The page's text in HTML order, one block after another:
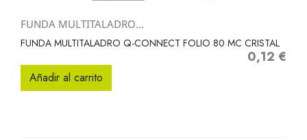
FUNDA MULTITALADRO...
FUNDA MULTITALADRO Q-CONNECT FOLIO 80 MC CRISTAL
Precio
0,12 €
Añadir al carrito